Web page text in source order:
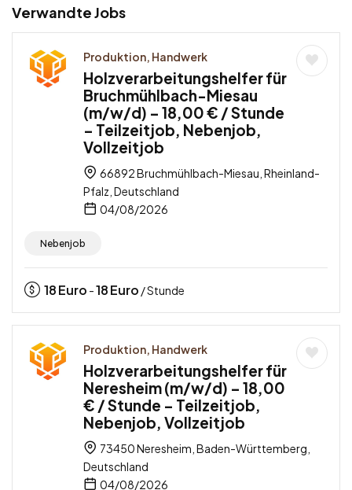
Verwandte Jobs
Produktion, Handwerk
Holzverarbeitungshelfer für
Bruchmühlbach-Miesau
(m/w/d) – 18,00 € / Stunde
– Teilzeitjob, Nebenjob,
Vollzeitjob
66892 Bruchmühlbach-Miesau, Rheinland-
Pfalz, Deutschland
04/08/2026
Nebenjob
18Euro -18Euro / Stunde
Produktion, Handwerk
Holzverarbeitungshelfer für
Neresheim (m/w/d) – 18,00
€ / Stunde – Teilzeitjob,
Nebenjob, Vollzeitjob
73450 Neresheim, Baden-Württemberg,
Deutschland
04/08/2026